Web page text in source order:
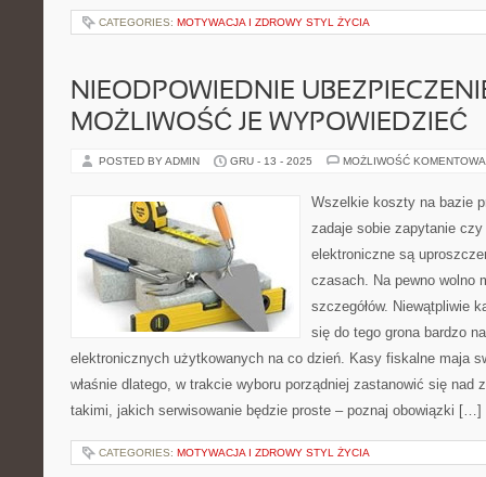
CATEGORIES: MOTYWACJA I ZDROWY STYL ŻYCIA
NIEODPOWIEDNIE
MOŻLIWOŚĆ JE WYPOWIEDZIEĆ
POSTED BY ADMIN GRU - 13 - 2025 MOŻLIWOŚĆ
Wszelkie koszty na bazie
zadaje sobie zapytanie
elektroniczne są
czasach. Na pewno wolno
szczegółów. Niewątpliwie
się do tego grona bardzo
elektronicznych użytkowanych na co dzień. Kasy fiskalne maja
właśnie dlatego, w trakcie wyboru porządniej zastanowić się nad
takimi, jakich serwisowanie będzie proste – poznaj obowiązki […]
CATEGORIES: MOTYWACJA I ZDROWY STYL ŻYCIA